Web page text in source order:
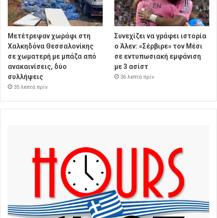
Μετέτρεψαν χωράφι στη
Χαλκηδόνα Θεσσαλονίκης
σε χωματερή με μπάζα από
ανακαινίσεις, δύο
συλλήψεις
35 λεπτά πρίν
Συνεχίζει να γράφει ιστορία
ο Άλεν: «Σέρβιρε» τον Μέσι
σε εντυπωσιακή εμφάνιση
με 3 ασίστ
36 λεπτά πρίν